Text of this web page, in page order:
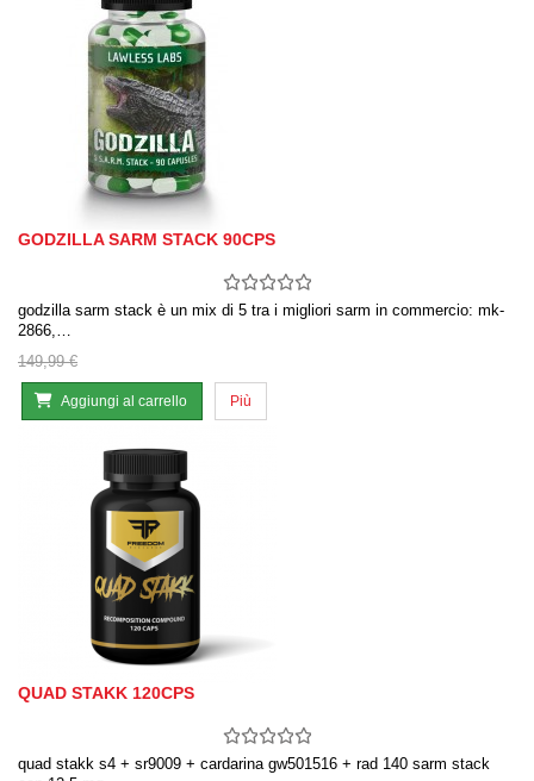
GODZILLA SARM STACK 90CPS
godzilla sarm stack è un mix di 5 tra i migliori sarm in commercio: mk-
2866,…
149,99 €
Aggiungi al carrello Più
QUAD STAKK 120CPS
quad stakk s4 + sr9009 + cardarina gw501516 + rad 140 sarm stack